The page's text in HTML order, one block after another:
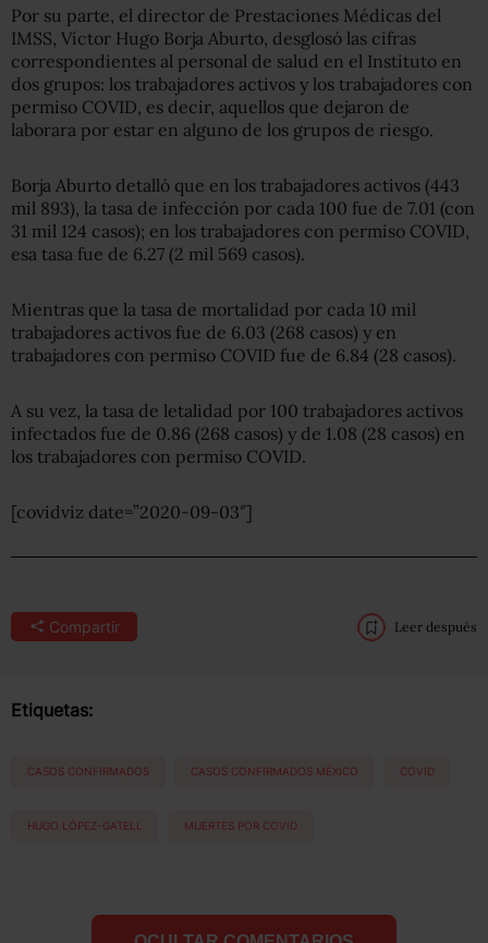
Por su parte, el director de Prestaciones Médicas del
IMSS, Víctor Hugo Borja Aburto, desglosó las cifras
correspondientes al personal de salud en el Instituto en
dos grupos: los trabajadores activos y los trabajadores con
permiso COVID, es decir, aquellos que dejaron de
laborara por estar en alguno de los grupos de riesgo.
Borja Aburto detalló que en los trabajadores activos (443
mil 893), la tasa de infección por cada 100 fue de 7.01 (con
31 mil 124 casos); en los trabajadores con permiso COVID,
esa tasa fue de 6.27 (2 mil 569 casos).
Mientras que la tasa de mortalidad por cada 10 mil
trabajadores activos fue de 6.03 (268 casos) y en
trabajadores con permiso COVID fue de 6.84 (28 casos).
A su vez, la tasa de letalidad por 100 trabajadores activos
infectados fue de 0.86 (268 casos) y de 1.08 (28 casos) en
los trabajadores con permiso COVID.
[covidviz date=”2020-09-03″]
Compartir Leer después
Etiquetas:
CASOS CONFIRMADOS CASOS CONFIRMADOS MÉXICO COVID
HUGO LÓPEZ-GATELL MUERTES POR COVID